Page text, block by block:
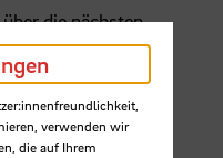
die nächsten
werden? Dann
Newsletter
verwenden wir
die auf Ihrem